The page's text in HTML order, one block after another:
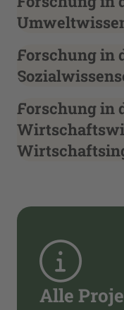
Forschung in
Forschung in
Alle